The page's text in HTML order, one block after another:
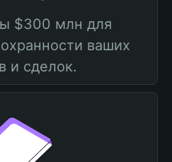
$300 млн для
ваших
и сделок.